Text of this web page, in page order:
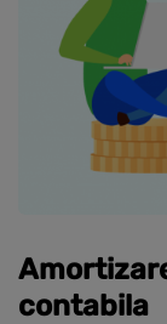
contabila